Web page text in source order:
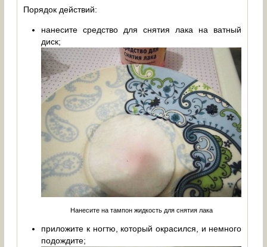
Порядок действий:
нанесите средство для снятия лака на ватный
диск;
Нанесите на тампон жидкость для снятия лака
приложите к ногтю, который окрасился, и немного
подождите;